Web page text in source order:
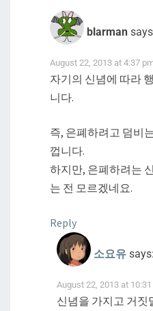
blarman
August 22, 2013 at 4:37
자기의 신념에 따라
니다.
즉, 은폐하려고 덤비
껍니다.
하지만, 은폐하려는
는 전 모르겠네요.
Reply
소요유 says:
August 22, 2013 at
신념을 가지고 거짓